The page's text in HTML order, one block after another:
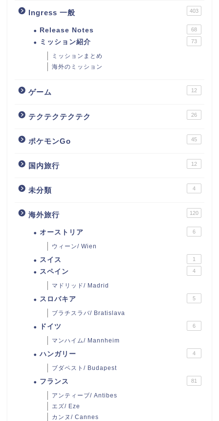
Ingress 一般 403
Release Notes 68
ミッション紹介 73
ミッションまとめ
海外のミッション
ゲーム 12
テクテクテクテク 26
ポケモンGo 45
国内旅行 12
未分類 4
海外旅行 120
オーストリア 6
ウィーン/ Wien
スイス 1
スペイン 4
マドリッド/ Madrid
スロバキア 5
ブラチスラバ/ Bratislava
ドイツ 6
マンハイム/ Mannheim
ハンガリー 4
ブダペスト/ Budapest
フランス 81
アンティーブ/ Antibes
エズ/ Eze
カンヌ/ Cannes